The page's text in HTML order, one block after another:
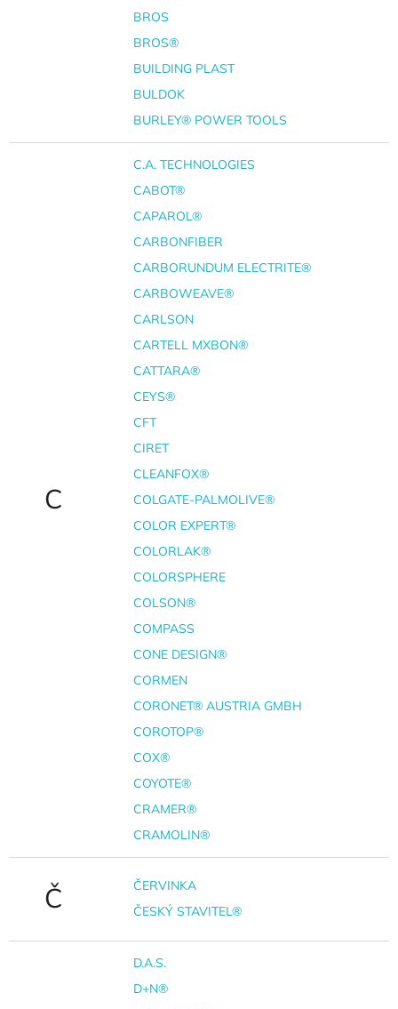
BROS
BROS®
BUILDING PLAST
BULDOK
BURLEY® POWER TOOLS
C
C.A. TECHNOLOGIES
CABOT®
CAPAROL®
CARBONFIBER
CARBORUNDUM ELECTRITE®
CARBOWEAVE®
CARLSON
CARTELL MXBON®
CATTARA®
CEYS®
CFT
CIRET
CLEANFOX®
COLGATE-PALMOLIVE®
COLOR EXPERT®
COLORLAK®
COLORSPHERE
COLSON®
COMPASS
CONE DESIGN®
CORMEN
CORONET® AUSTRIA GMBH
COROTOP®
COX®
COYOTE®
CRAMER®
CRAMOLIN®
Č
ČERVINKA
ČESKÝ STAVITEL®
D.A.S.
D+N®